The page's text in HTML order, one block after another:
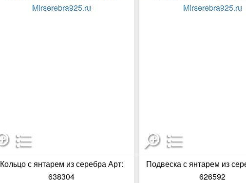
Кольцо с янтарем из серебра Арт:
638304
Подвеска с янтарем из
626592